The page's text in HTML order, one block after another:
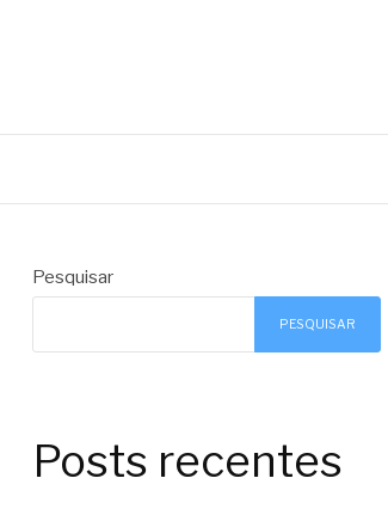
Pesquisar
PESQUISAR
Posts recentes